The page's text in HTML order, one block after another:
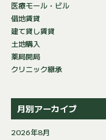
医療モール・ビル
借地賃貸
建て貸し賃貸
土地購入
薬局開局
クリニック継承
月別アーカイブ
2026年8月